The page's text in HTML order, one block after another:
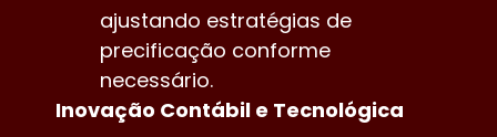
ajustando estratégias de
precificação conforme
necessário.
Inovação Contábil e Tecnológica